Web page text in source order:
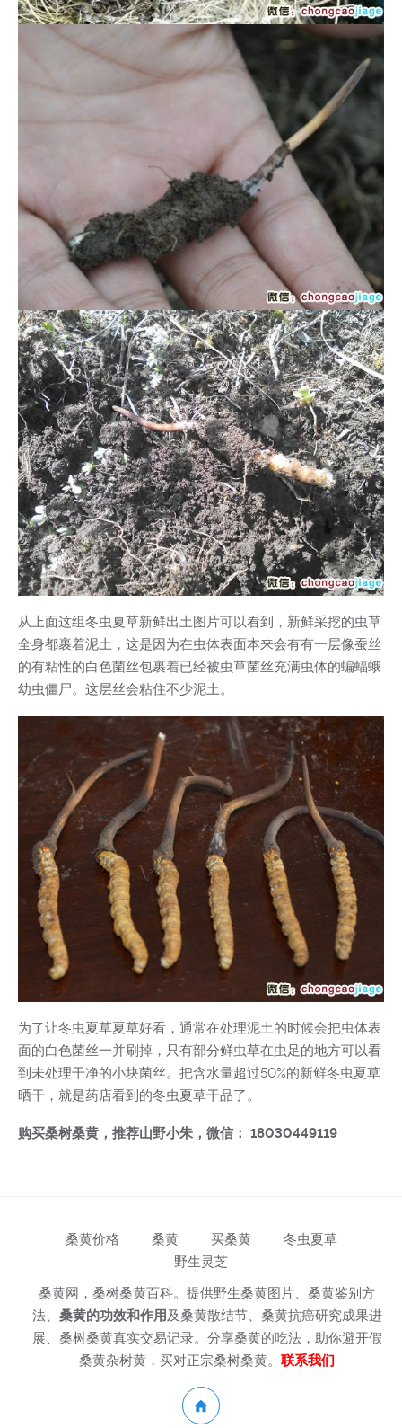
从上面这组冬虫夏草新鲜出土图片可以看到，新鲜采挖的虫草
全身都裹着泥土，这是因为在虫体表面本来会有有一层像蚕丝
的有粘性的白色菌丝包裹着已经被虫草菌丝充满虫体的蝙蝠蛾
幼虫僵尸。这层丝会粘住不少泥土。
为了让冬虫夏草夏草好看，通常在处理泥土的时候会把虫体表
面的白色菌丝一并刷掉，只有部分鲜虫草在虫足的地方可以看
到未处理干净的小块菌丝。把含水量超过50%的新鲜冬虫夏草
晒干，就是药店看到的冬虫夏草干品了。
购买桑树桑黄，推荐山野小朱，微信： 18030449119
桑黄价格 桑黄 买桑黄
冬虫夏草
野生灵芝
桑黄网，桑树桑黄百科。提供野生桑黄图片、桑黄鉴别方
法、 桑黄的功效和作用及桑黄散结节、桑黄抗癌研究成果进
展、桑树桑黄真实交易记录。分享桑黄的吃法，助你避开假
桑黄杂树黄，买对正宗桑树桑黄。 联系我们